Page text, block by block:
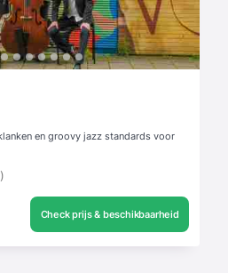
en groovy jazz standards voor
Check prijs & beschikbaarheid